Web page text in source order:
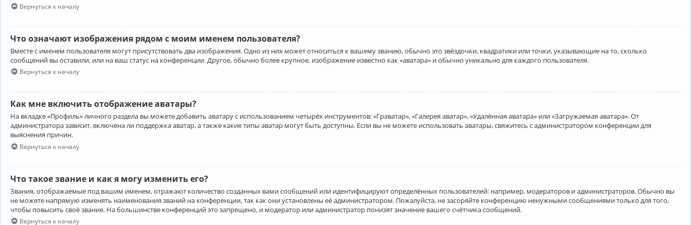
Вернуться к началу
Что означают изображения рядом с моим именем пользователя?
Вместе с именем пользователя могут присутствовать два изображения. Одно из них может относиться к вашему званию, обычно это звёздочки, квадратики или точки, указывающие на то, сколько
сообщений вы оставили, или на ваш статус на конференции. Другое, обычно более крупное, изображение известно как «аватара» и обычно уникально для каждого пользователя.
Вернуться к началу
Как мне включить отображение аватары?
На вкладке «Профиль» личного раздела вы можете добавить аватару с использованием четырёх инструментов: «Граватар», «Галерея аватар», «Удалённая аватара» или «Загружаемая аватара». От
администратора зависит, включена ли поддержка аватар, а также какие типы аватар могут быть доступны. Если вы не можете использовать аватары, свяжитесь с администратором конференции для
выяснения причин.
Вернуться к началу
Что такое звание и как я могу изменить его?
Звания, отображаемые под вашим именем, отражают количество созданных вами сообщений или идентифицируют определённых пользователей: например, модераторов и администраторов. Обычно вы
не можете напрямую изменять наименования званий на конференции, так как они установлены её администратором. Пожалуйста, не засоряйте конференцию ненужными сообщениями только для того,
чтобы повысить своё звание. На большинстве конференций это запрещено, и модератор или администратор понизят значение вашего счётчика сообщений.
Вернуться к началу